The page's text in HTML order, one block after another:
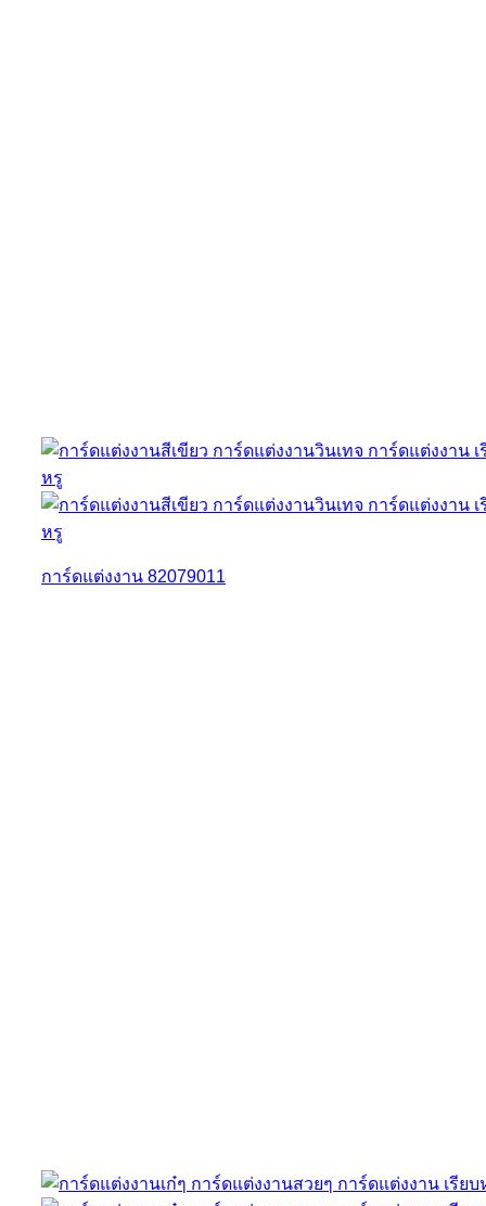
การ์ดแต่งงาน 82079011